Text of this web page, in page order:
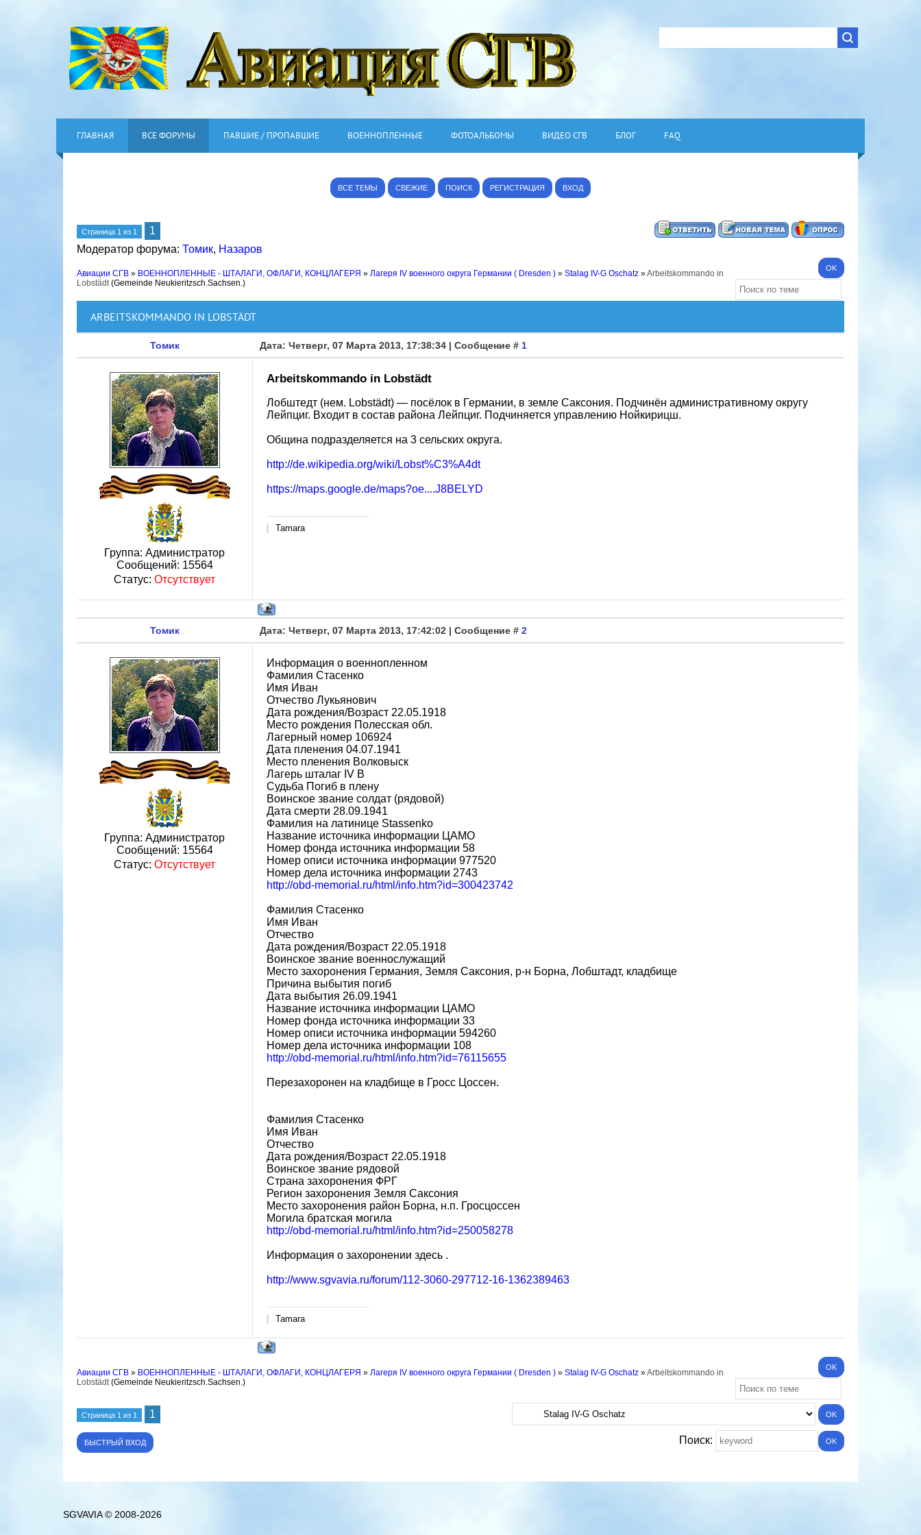
ГЛАВНАЯ ВСЕ ФОРУМЫ ПАВШИЕ / ПРОПАВШИЕ ВОЕННОПЛЕННЫЕ ФОТОАЛЬБОМЫ ВИДЕО СГВ БЛОГ FAQ
ВСЕ ТЕМЫ СВЕЖИЕ ПОИСК РЕГИСТРАЦИЯ ВХОД
Страница 1 из 1
1
Модератор форума: Томик, Назаров
Авиации СГВ » ВОЕННОПЛЕННЫЕ - ШТАЛАГИ, ОФЛАГИ, КОНЦЛАГЕРЯ » Лагеря IV военного округа Германии ( Dresden ) » Stalag IV-G Oschatz »Arbeitskommando in
Lobstädt (Gemeinde Neukieritzsch.Sachsen.)
ARBEITSKOMMANDO IN LOBSTÄDT
Томик Дата: Четверг, 07 Марта 2013, 17:38:34 | Сообщение # 1
Группа: Администратор
Сообщений: 15564
Статус: Отсутствует
Arbeitskommando in Lobstädt
Лобштедт (нем. Lobstädt) — посёлок в Германии, в земле Саксония. Подчинён административному округу
Лейпциг. Входит в состав района Лейпциг. Подчиняется управлению Нойкирицш.
Община подразделяется на 3 сельских округа.
http://de.wikipedia.org/wiki/Lobst%C3%A4dt
https://maps.google.de/maps?oe....J8BELYD
Tamara
Томик Дата: Четверг, 07 Марта 2013, 17:42:02 | Сообщение # 2
Группа: Администратор
Сообщений: 15564
Статус: Отсутствует
Информация о военнопленном
Фамилия Стасенко
Имя Иван
Отчество Лукьянович
Дата рождения/Возраст 22.05.1918
Место рождения Полесская обл.
Лагерный номер 106924
Дата пленения 04.07.1941
Место пленения Волковыск
Лагерь шталаг IV B
Судьба Погиб в плену
Воинское звание солдат (рядовой)
Дата смерти 28.09.1941
Фамилия на латинице Stassenko
Название источника информации ЦАМО
Номер фонда источника информации 58
Номер описи источника информации 977520
Номер дела источника информации 2743
http://obd-memorial.ru/html/info.htm?id=300423742
Фамилия Стасенко
Имя Иван
Отчество
Дата рождения/Возраст 22.05.1918
Воинское звание военнослужащий
Место захоронения Германия, Земля Саксония, р-н Борна, Лобштадт, кладбище
Причина выбытия погиб
Дата выбытия 26.09.1941
Название источника информации ЦАМО
Номер фонда источника информации 33
Номер описи источника информации 594260
Номер дела источника информации 108
http://obd-memorial.ru/html/info.htm?id=76115655
Перезахоронен на кладбище в Гросс Цоссен.
Фамилия Стасенко
Имя Иван
Отчество
Дата рождения/Возраст 22.05.1918
Воинское звание рядовой
Страна захоронения ФРГ
Регион захоронения Земля Саксония
Место захоронения район Борна, н.п. Гросцоссен
Могила братская могила
http://obd-memorial.ru/html/info.htm?id=250058278
Информация о захоронении здесь .
http://www.sgvavia.ru/forum/112-3060-297712-16-1362389463
Tamara
Авиации СГВ » ВОЕННОПЛЕННЫЕ - ШТАЛАГИ, ОФЛАГИ, КОНЦЛАГЕРЯ » Лагеря IV военного округа Германии ( Dresden ) » Stalag IV-G Oschatz »Arbeitskommando in
Lobstädt (Gemeinde Neukieritzsch.Sachsen.)
Страница 1 из 1 1
Поиск:
SGVAVIA © 2008-2026